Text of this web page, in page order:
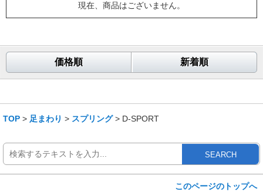
現在、商品はございません。
価格順 新着順
TOP > 足まわり > スプリング> D-SPORT
SEARCH
このページのトップへ